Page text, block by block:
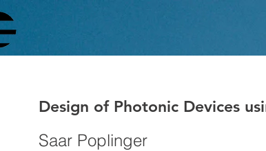
Design of Photonic Devices
Saar Poplinger